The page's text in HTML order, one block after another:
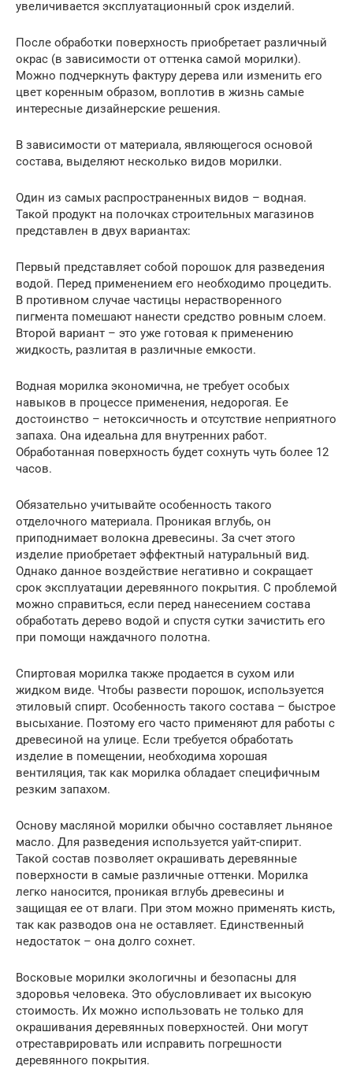
увеличивается эксплуатационный срок изделий.
После обработки поверхность приобретает различный
окрас (в зависимости от оттенка самой морилки).
Можно подчеркнуть фактуру дерева или изменить его
цвет коренным образом, воплотив в жизнь самые
интересные дизайнерские решения.
В зависимости от материала, являющегося основой
состава, выделяют несколько видов морилки.
Один из самых распространенных видов – водная.
Такой продукт на полочках строительных магазинов
представлен в двух вариантах:
Первый представляет собой порошок для разведения
водой. Перед применением его необходимо процедить.
В противном случае частицы нерастворенного
пигмента помешают нанести средство ровным слоем.
Второй вариант – это уже готовая к применению
жидкость, разлитая в различные емкости.
Водная морилка экономична, не требует особых
навыков в процессе применения, недорогая. Ее
достоинство – нетоксичность и отсутствие неприятного
запаха. Она идеальна для внутренних работ.
Обработанная поверхность будет сохнуть чуть более 12
часов.
Обязательно учитывайте особенность такого
отделочного материала. Проникая вглубь, он
приподнимает волокна древесины. За счет этого
изделие приобретает эффектный натуральный вид.
Однако данное воздействие негативно и сокращает
срок эксплуатации деревянного покрытия. С проблемой
можно справиться, если перед нанесением состава
обработать дерево водой и спустя сутки зачистить его
при помощи наждачного полотна.
Спиртовая морилка также продается в сухом или
жидком виде. Чтобы развести порошок, используется
этиловый спирт. Особенность такого состава – быстрое
высыхание. Поэтому его часто применяют для работы с
древесиной на улице. Если требуется обработать
изделие в помещении, необходима хорошая
вентиляция, так как морилка обладает специфичным
резким запахом.
Основу масляной морилки обычно составляет льняное
масло. Для разведения используется уайт-спирит.
Такой состав позволяет окрашивать деревянные
поверхности в самые различные оттенки. Морилка
легко наносится, проникая вглубь древесины и
защищая ее от влаги. При этом можно применять кисть,
так как разводов она не оставляет. Единственный
недостаток – она долго сохнет.
Восковые морилки экологичны и безопасны для
здоровья человека. Это обусловливает их высокую
стоимость. Их можно использовать не только для
окрашивания деревянных поверхностей. Они могут
отреставрировать или исправить погрешности
деревянного покрытия.